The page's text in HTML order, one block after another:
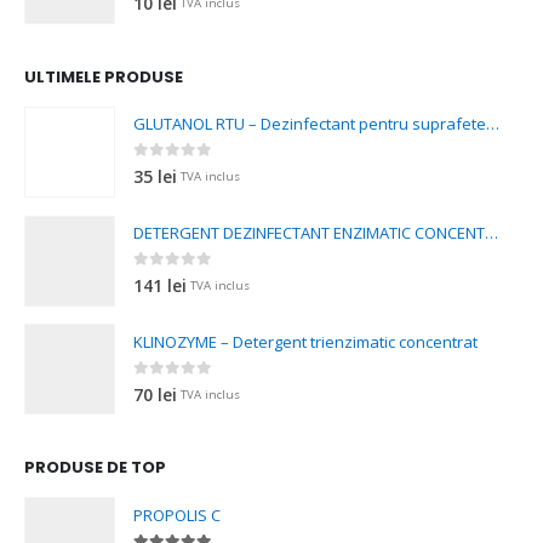
TVA inclus
ULTIMELE PRODUSE
GLUTANOL RTU – Dezinfectant pentru suprafete si instrumenta
0out of 5
35 lei TVA inclus
DETERGENT DEZINFECTANT ENZIMATIC CONCENTRAT
0 out of 5
141 lei TVA inclus
KLINOZYME – Detergent trienzimatic concentrat
0out of 5
70 lei TVA inclus
PRODUSE DE TOP
PROPOLIS C